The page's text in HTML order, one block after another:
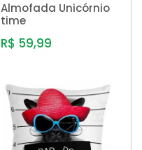
Almofada Unicórnio
time
R$ 59,99